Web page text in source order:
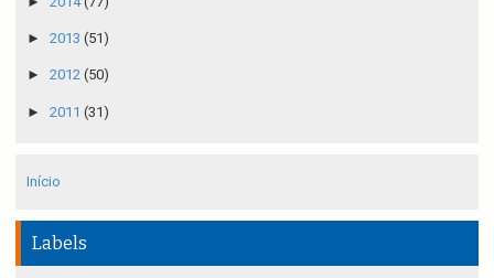
► 2013 (51)
► 2012 (50)
► 2011 (31)
Início
Labels